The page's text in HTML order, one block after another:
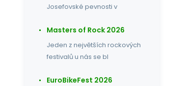
Josefovské pevnosti v
Masters of Rock 2026
Jeden z největších rockových
festivalů u nás se bl
EuroBikeFest 2026